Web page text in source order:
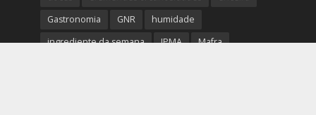
Gastronomia
GNR
humidade
ingrediente da semana
IPMA
Mafra